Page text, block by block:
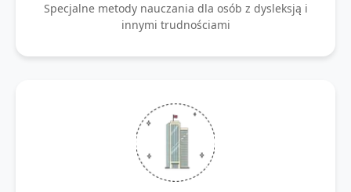
Specjalne metody nauczania dla osób z dysleksją i
innymi trudnościami